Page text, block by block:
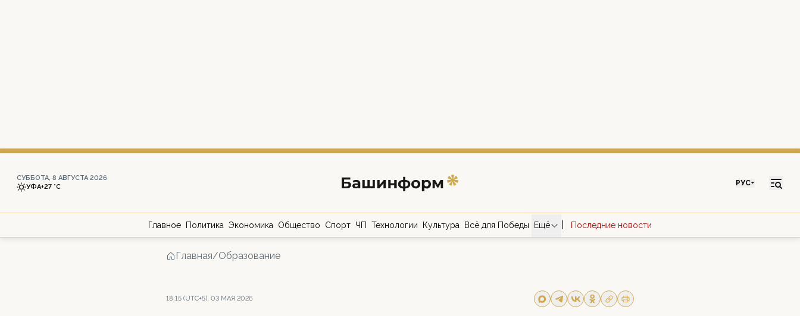
СУББОТА, 8 АВГУСТА 2026
УФА+27 °С РУС
Главное Политика Экономика Общество Спорт ЧП Технологии Культура Всё для Победы Ещё Последние новости
Главная/Образование
18:15 (UTC+5), 03 МАЯ 2026